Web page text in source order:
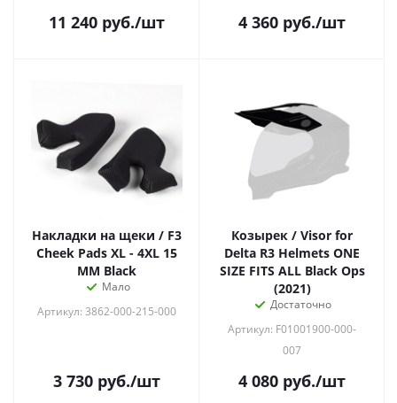
11 240 руб./шт 4 360 руб./шт
Накладки на щеки / F3
Cheek Pads XL - 4XL 15
MM Black
Мало
Артикул: 3862-000-215-000
3 730 руб./шт
Козырек / Visor for
Delta R3 Helmets ONE
SIZE FITS ALL Black Ops
(2021)
Достаточно
Артикул: F01001900-000-
007
4 080 руб./шт